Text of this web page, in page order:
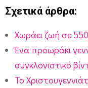
Σχετικά άρθρα:
Χωράει ζωή σε
Ένα προωράκι
συγκλονιστικό
Το